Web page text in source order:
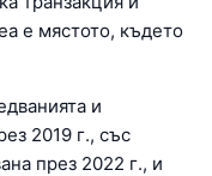
е мястото, където
и
2019 г., със
през 2022 г., и